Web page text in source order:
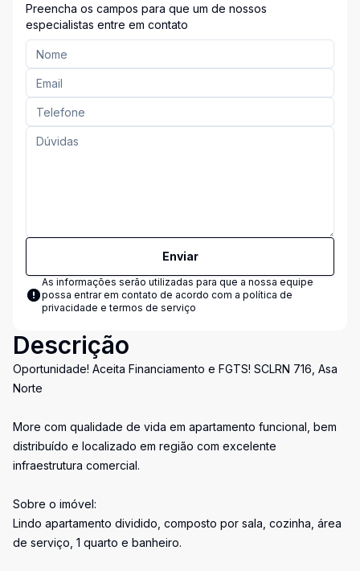
Preencha os campos para que um de nossos
especialistas entre em contato
Enviar
As informações serão utilizadas para que a nossa equipe
possa entrar em contato de acordo com a política de
privacidade e termos de serviço
Descrição
Oportunidade! Aceita Financiamento e FGTS! SCLRN 716, Asa
Norte
More com qualidade de vida em apartamento funcional, bem
distribuído e localizado em região com excelente
infraestrutura comercial.
Sobre o imóvel:
Lindo apartamento dividido, composto por sala, cozinha, área
de serviço, 1 quarto e banheiro.